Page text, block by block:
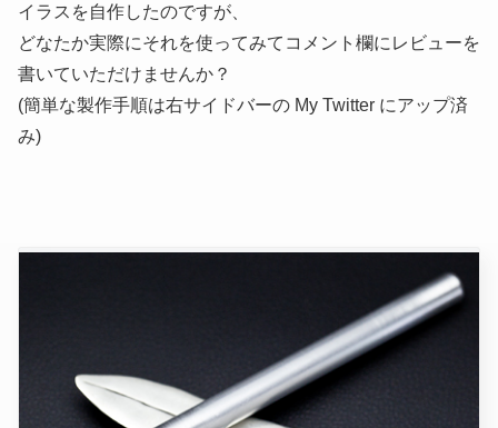
イラスを自作したのですが、
どなたか実際にそれを使ってみてコメント欄にレビューを
書いていただけませんか？
(簡単な製作手順は右サイドバーの My Twitter にアップ済
み)